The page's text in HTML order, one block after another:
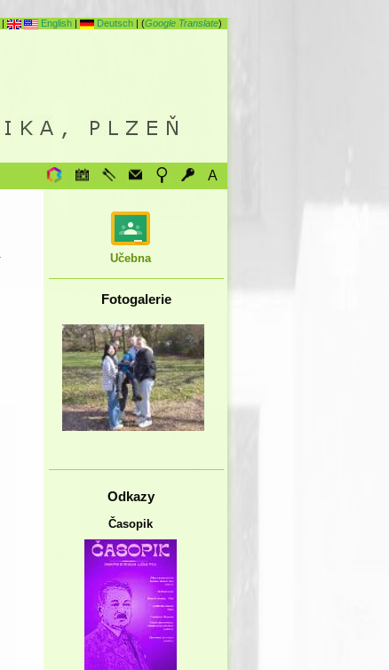
| English | Deutsch | (Google Translate)
A
Učebna
Fotogalerie
Odkazy
Časopik